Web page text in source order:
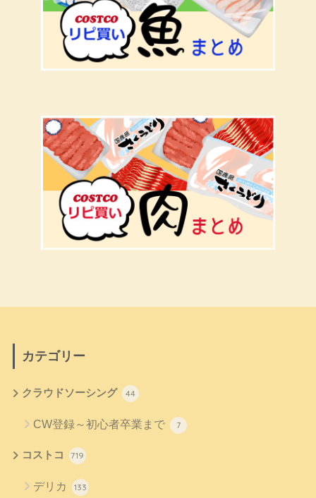
カテゴリー
クラウドソーシング 44
CW登録～初心者卒業まで 7
コストコ 719
デリカ 133